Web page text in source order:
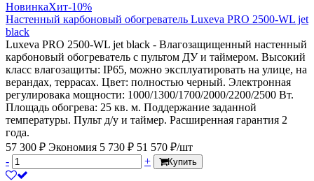
НовинкаХит-10%
Настенный карбоновый обогреватель Luxeva PRO 2500-WL jet
black
Luxeva PRO 2500-WL jet black - Влагозащищенный настенный
карбоновый обогреватель с пультом ДУ и таймером. Высокий
класс влагозащиты: IP65, можно эксплуатировать на улице, на
верандах, террасах. Цвет: полностью черный. Электронная
регулировака мощности: 1000/1300/1700/2000/2200/2500 Вт.
Площадь обогрева: 25 кв. м. Поддержание заданной
температуры. Пульт д/у и таймер. Расширенная гарантия 2
года.
57 300 ₽ Экономия 5 730 ₽ 51 570 ₽/шт
-
+ Купить